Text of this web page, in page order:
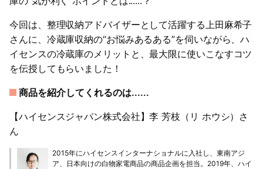
今回は、整理収納アドバイザーとして活躍する上田麻希子
さんに、冷蔵庫収納の“お悩みあるある”を伺いながら、ハ
イセンスの冷蔵庫のメリットと、最大限に使いこなすコツ
を伝授してもらいました！
商品を紹介してくれるのは......
【ハイセンスジャパン株式会社】李 芳枝（リ ホウシ）さ
ん
2015年にハイセンスインターナショナルに入社し、東南アジ
ア、日本向けの白物家電商品の商品企画を担当。2019年、ハイ